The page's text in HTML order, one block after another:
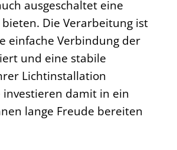
ausgeschaltet eine
bieten. Die Verarbeitung ist
einfache Verbindung der
und eine stabile
Lichtinstallation
investieren damit in ein
lange Freude bereiten